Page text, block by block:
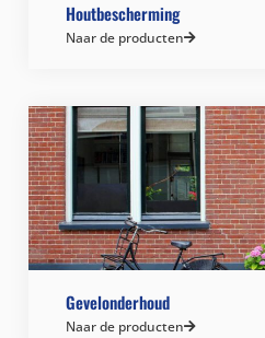
Houtbescherming
Naar de producten
Gevelonderhoud
Naar de producten